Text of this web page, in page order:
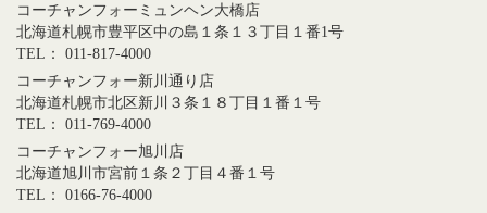
コーチャンフォーミュンヘン大橋店
北海道札幌市豊平区中の島１条１３丁目１番1号
TEL： 011-817-4000
コーチャンフォー新川通り店
北海道札幌市北区新川３条１８丁目１番１号
TEL： 011-769-4000
コーチャンフォー旭川店
北海道旭川市宮前１条２丁目４番１号
TEL： 0166-76-4000